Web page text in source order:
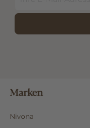
Marken
Nivona